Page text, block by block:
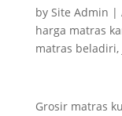
by Site Admin |
harga matras
matras beladiri,
Grosir matras